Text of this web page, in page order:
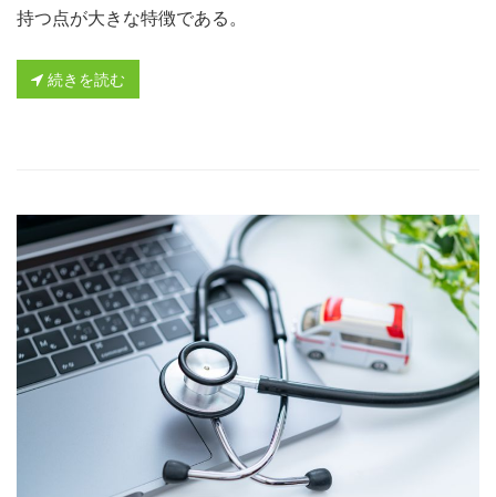
持つ点が大きな特徴である。
続きを読む